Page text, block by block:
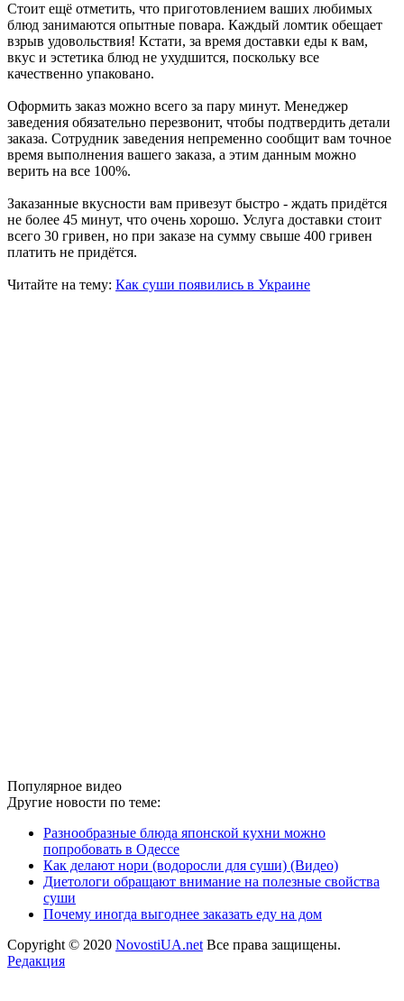
Стоит ещё отметить, что приготовлением ваших любимых
блюд занимаются опытные повара. Каждый ломтик обещает
взрыв удовольствия! Кстати, за время доставки еды к вам,
вкус и эстетика блюд не ухудшится, поскольку все
качественно упаковано.
Оформить заказ можно всего за пару минут. Менеджер
заведения обязательно перезвонит, чтобы подтвердить детали
заказа. Сотрудник заведения непременно сообщит вам точное
время выполнения вашего заказа, а этим данным можно
верить на все 100%.
Заказанные вкусности вам привезут быстро - ждать придётся
не более 45 минут, что очень хорошо. Услуга доставки стоит
всего 30 гривен, но при заказе на сумму свыше 400 гривен
платить не придётся.
Читайте на тему: Как суши появились в Украине
Популярное видео
Другие новости по теме:
Разнообразные блюда японской кухни можно
попробовать в Одессе
Как делают нори (водоросли для суши) (Видео)
Диетологи обращают внимание на полезные свойства
суши
Почему иногда выгоднее заказать еду на дом
Copyright © 2020 NovostiUA.net Все права защищены.
Редакция